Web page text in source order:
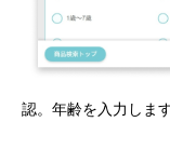
認。年齢を入力します